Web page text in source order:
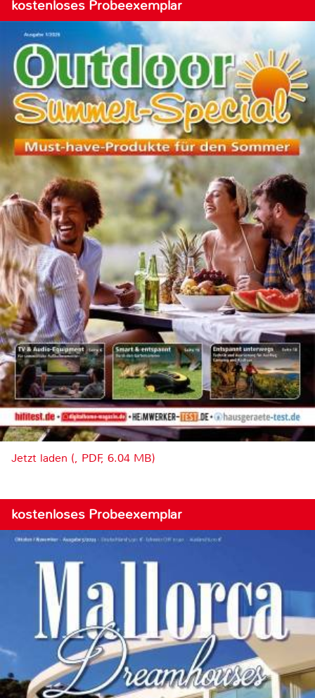
kostenloses Probeexemplar
Jetzt laden (, PDF, 6.04 MB)
kostenloses Probeexemplar